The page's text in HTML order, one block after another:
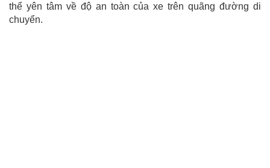
thể yên tâm về độ an toàn của xe trên quãng đường di
chuyển.